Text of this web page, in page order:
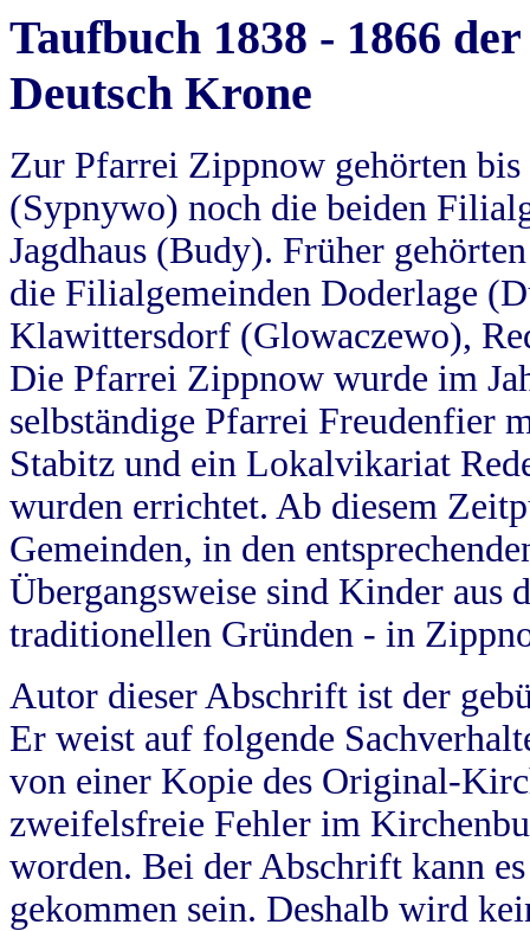
Taufbuch 1838 - 1866
Deutsch Krone
Zur Pfarrei Zippnow gehörten
(Sypnywo) noch die beiden
Jagdhaus (Budy). Früher
die Filialgemeinden Doderlage
Klawittersdorf (Glowaczewo),
Die Pfarrei Zippnow wurde im
selbständige Pfarrei Freudenfier
Stabitz und ein Lokalvikariat
wurden errichtet. Ab diesem
Gemeinden, in den
Übergangsweise sind Kinder aus
traditionellen Gründen - in
Autor dieser Abschrift ist der
Er weist auf folgende
von einer Kopie des Original-
zweifelsfreie Fehler im
worden. Bei der Abschrift kann
gekommen sein. Deshalb wird